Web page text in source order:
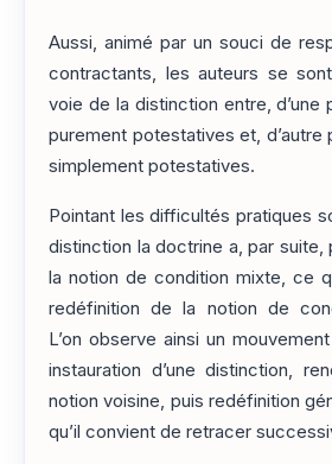
Aussi, animé par un souci de
contractants, les auteurs se
voie de la distinction entre, d’une
purement potestatives et, d’autre
simplement potestatives.
Pointant les difficultés pratiques
distinction la doctrine a, par
la notion de condition mixte, ce
redéfinition de la notion de
L’on observe ainsi un
instauration d’une distinction,
notion voisine, puis redéfinition
qu’il convient de retracer